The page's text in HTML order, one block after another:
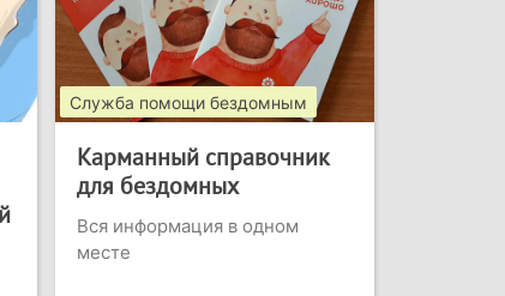
Служба помощи бездомным
Карманный справочник
для бездомных
Вся информация в одном
месте